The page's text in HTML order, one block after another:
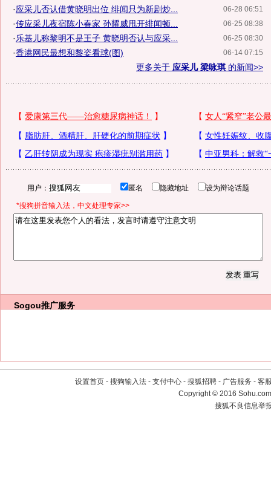
06-28 06:51
·应采儿否认借黄晓明出位 绯闻只为新剧炒...
06-25 08:38
·传应采儿夜宿陈小春家 孙耀威甩开绯闻顿...
06-25 08:30
· 乐基儿称黎明不是王子 黄晓明否认与应采...
06-14 07:15
·香港网民最想和黎姿看球(图)
更多关于 应采儿 梁咏琪的新闻>>
用户： 匿名 隐藏地址 设为辩论话题
*搜狗拼音输入法，中文处理专家>>
Sogou推广服务
设置首页 - 搜狗输入法 - 支付中心 - 搜狐招聘 - 广告服务 - 客
Copyright©2016
搜狐不良信息举